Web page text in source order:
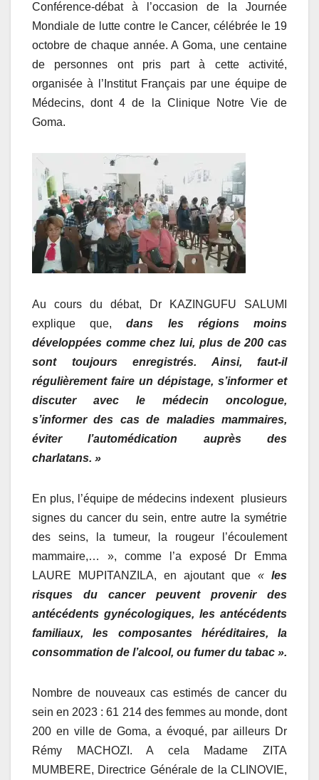
Conférence-débat à l’occasion de la Journée
Mondiale de lutte contre le Cancer, célébrée le 19
octobre de chaque année. A Goma, une centaine
de personnes ont pris part à cette activité,
organisée à l’Institut Français par une équipe de
Médecins, dont 4 de la Clinique Notre Vie de
Goma.
Au cours du débat, Dr KAZINGUFU SALUMI
explique que,dans les régions moins
développées comme chez lui, plus de 200 cas
sont toujours enregistrés. Ainsi, faut-il
régulièrement faire un dépistage, s’informer et
discuter avec le médecin oncologue,
s’informer des cas de maladies mammaires,
éviter l’automédication auprès des
charlatans. »
En plus, l’équipe de médecins indexent plusieurs
signes du cancer du sein, entre autre la symétrie
des seins, la tumeur, la rougeur l’écoulement
mammaire,… », comme l’a exposé Dr Emma
LAURE MUPITANZILA, en ajoutant que « les
risques du cancer peuvent provenir des
antécédents gynécologiques, les antécédents
familiaux, les composantes héréditaires, la
consommation de l’alcool, ou fumer du tabac ».
Nombre de nouveaux cas estimés de cancer du
sein en 2023 : 61 214 des femmes au monde, dont
200 en ville de Goma, a évoqué, par ailleurs Dr
Rémy MACHOZI. A cela Madame ZITA
MUMBERE, Directrice Générale de la CLINOVIE,